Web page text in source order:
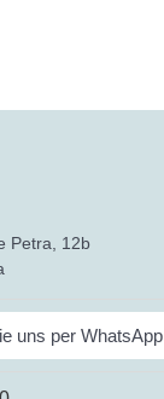
Petra, 12b
uns per WhatsApp